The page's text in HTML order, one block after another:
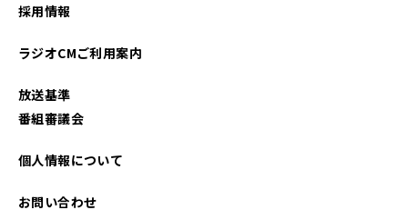
採用情報
ラジオCMご利用案内
放送基準
番組審議会
個人情報について
お問い合わせ